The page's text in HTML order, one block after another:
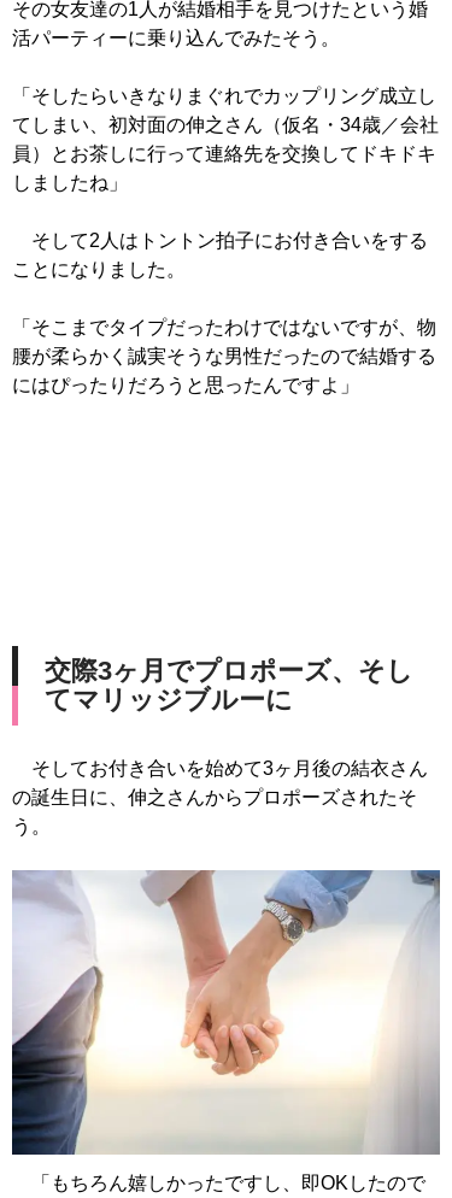
その女友達の1人が結婚相手を見つけたという婚
活パーティーに乗り込んでみたそう。
「そしたらいきなりまぐれでカップリング成立し
てしまい、初対面の伸之さん（仮名・34歳／会社
員）とお茶しに行って連絡先を交換してドキドキ
しましたね」
そして2人はトントン拍子にお付き合いをする
ことになりました。
「そこまでタイプだったわけではないですが、物
腰が柔らかく誠実そうな男性だったので結婚する
にはぴったりだろうと思ったんですよ」
交際3ヶ月でプロポーズ、そし
てマリッジブルーに
そしてお付き合いを始めて3ヶ月後の結衣さん
の誕生日に、伸之さんからプロポーズされたそ
う。
「もちろん嬉しかったですし、即OKしたので